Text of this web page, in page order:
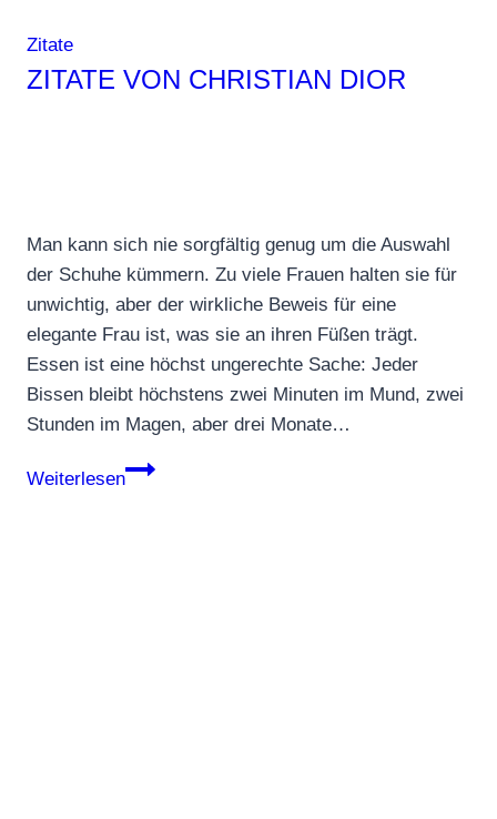
Zitate
ZITATE VON CHRISTIAN DIOR
Man kann sich nie sorgfältig genug um die Auswahl
der Schuhe kümmern. Zu viele Frauen halten sie für
unwichtig, aber der wirkliche Beweis für eine
elegante Frau ist, was sie an ihren Füßen trägt.
Essen ist eine höchst ungerechte Sache: Jeder
Bissen bleibt höchstens zwei Minuten im Mund, zwei
Stunden im Magen, aber drei Monate…
Weiterlesen
Zitate